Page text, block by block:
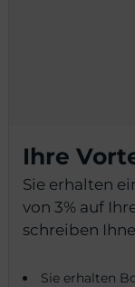
Ihre
Sie erhalten
von 3% auf
schreiben
Sie erhalten